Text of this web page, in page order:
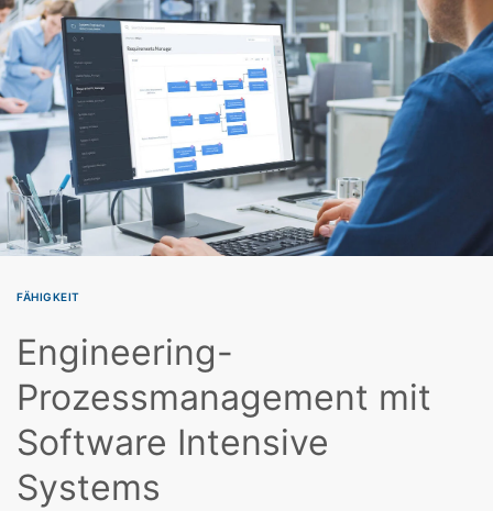
FÄHIGKEIT
Engineering-
Prozessmanagement mit
Software Intensive
Systems